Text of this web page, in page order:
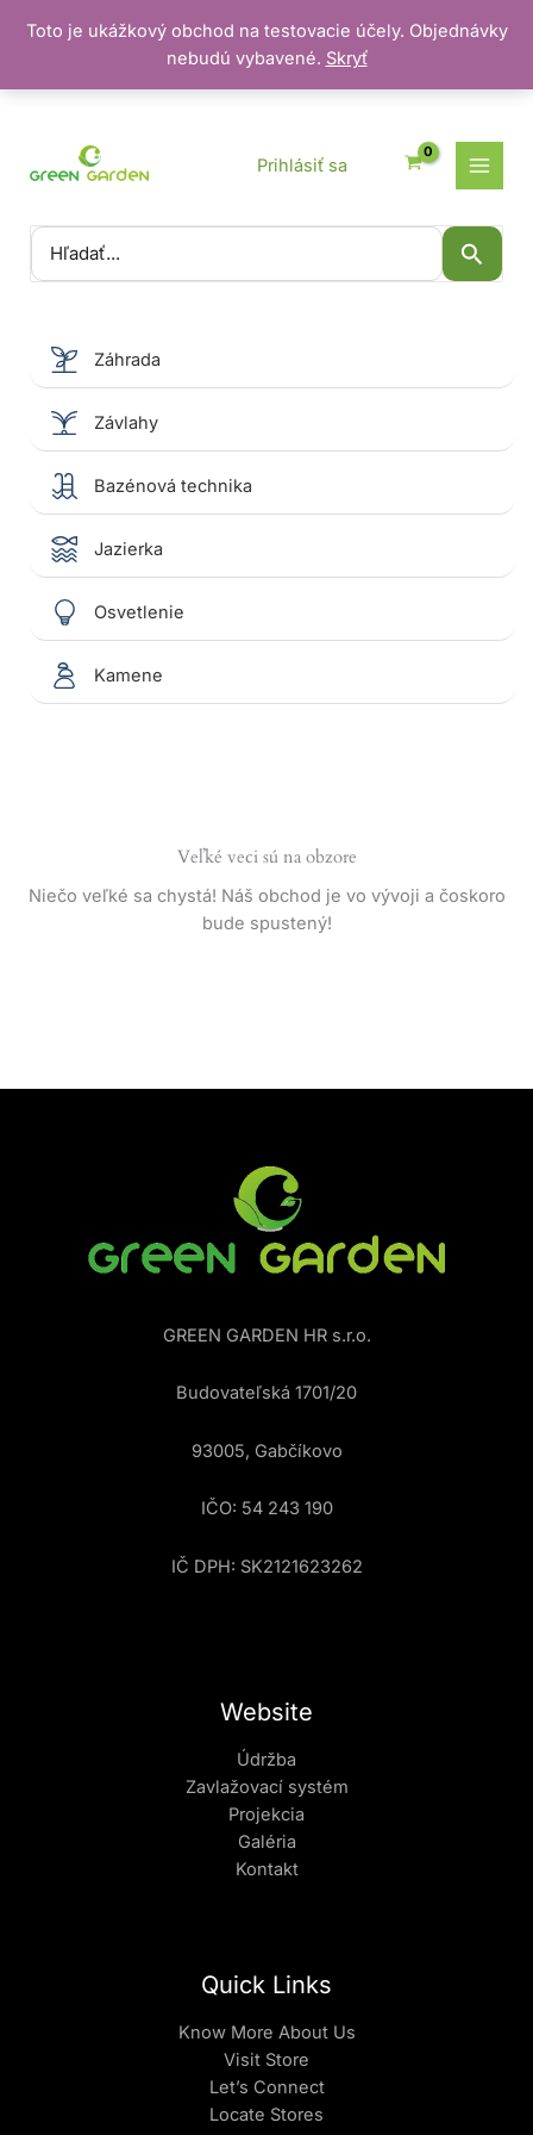
Toto je ukážkový obchod na testovacie účely. Objednávky
nebudú vybavené. Skryť
Vyhľadať:
Prihlásiť sa
Záhrada
Závlahy
Bazénová technika
Jazierka
Osvetlenie
Kamene
Veľké veci sú na obzore
Niečo veľké sa chystá! Náš obchod je vo vývoji a čoskoro
bude spustený!
GREEN GARDEN HR s.r.o.
Budovateľská 1701/20
93005, Gabčíkovo
IČO: 54 243 190
IČ DPH: SK2121623262
Website
Údržba
Zavlažovací systém
Projekcia
Galéria
Kontakt
Quick Links
Know More About Us
Visit Store
Let’s Connect
Locate Stores